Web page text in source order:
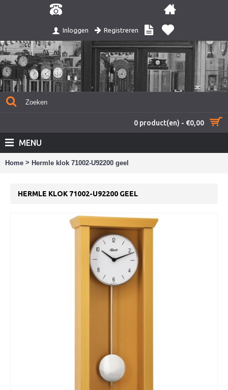
Inloggen Registreren
0 product(en) - €0,00
MENU
Home > Hermle klok 71002-U92200 geel
HERMLE KLOK 71002-U92200 GEEL